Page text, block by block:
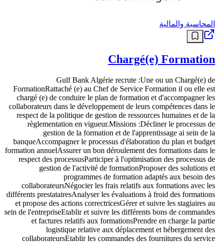
المحاسبة والمالية
Chargé(e) Formation
Gulf Bank Algérie recrute :Une ou un Chargé(e) de
FormationRattaché (e) au Chef de Service Formation il ou elle est
chargé (e) de conduire le plan de formation et d'accompagner les
collaborateurs dans le développement de leurs compétences dans le
respect de la politique de gestion de ressources humaines et de la
règlementation en vigueur.Missions :Décliner le processus de
gestion de la formation et de l'apprentissage ai sein de la
banqueAccompagner le processus d'élaboration du plan et budget
formation annuelAssurer un bon déroulement des formations dans le
respect des processusParticiper à l'optimisation des processus de
gestion de l'activité de formationProposer des solutions et
programmes de formation adaptés aux besoin des
collaborateursNégocier les frais relatifs aux formations avec les
différents prestatairesAnalyser les évaluations à froid des formations
et propose des actions correctricesGérer et suivre les stagiaires au
sein de l'entrepriseEtablir et suivre les différents bons de commandes
et factures relatifs aux formationsPrendre en charge la partie
logistique relative aux déplacement et hébergement des
collaborateursEtablir les commandes des fournitures du service